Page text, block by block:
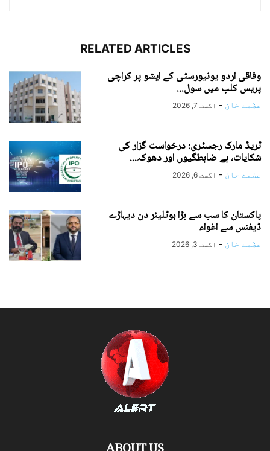
RELATED ARTICLES
وفاقی اردو یونیورسٹی کے ایشو پر کراچی
پریس کلب میں سول...
عظمت خان - اگست 7, 2026
ٹریڈ مارک رجسٹری: درخواست گزار کی
شکایات، بے ضابطگیوں اور دھوکہ...
عظمت خان - اگست 6, 2026
پاکستان کا سب سے بڑا ہوٹلیئر دن دیہاڑے
ڈیفنس سے اغواء
عظمت خان - اگست 3, 2026